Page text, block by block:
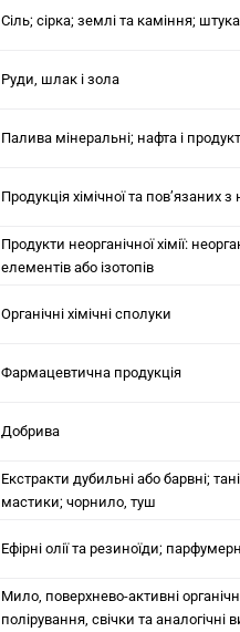
Сіль; сірка; землі та каміння;
Руди, шлак і зола
Палива мінеральні; нафта і
Продукція хімічної та пов’язаних
Продукти неорганічної хімії:
елементів або ізотопів
Органічні хімічні сполуки
Фармацевтична продукція
Добрива
Екстракти дубильні або барвні;
мастики; чорнило, туш
Ефірні олії та резиноїди;
Мило, поверхнево-активні
полірування, свічки та аналогічні